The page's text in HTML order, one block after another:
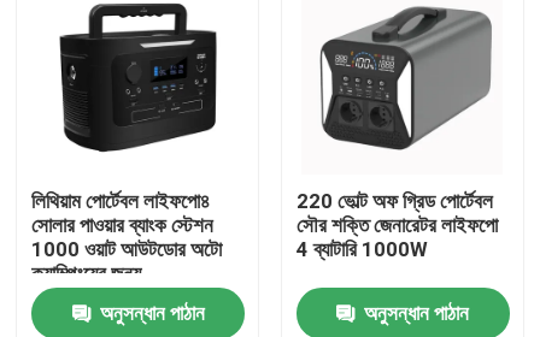
লিথিয়াম পোর্টেবল লাইফপো৪
সোলার পাওয়ার ব্যাংক স্টেশন
1000 ওয়াট আউটডোর অটো
ক্যাম্পিংয়ের জন্য
অনুসন্ধান পাঠান
220 ভোল্ট অফ গ্রিড পোর্টেবল
সৌর শক্তি জেনারেটর লাইফপো
4 ব্যাটারি 1000W
অনুসন্ধান পাঠান